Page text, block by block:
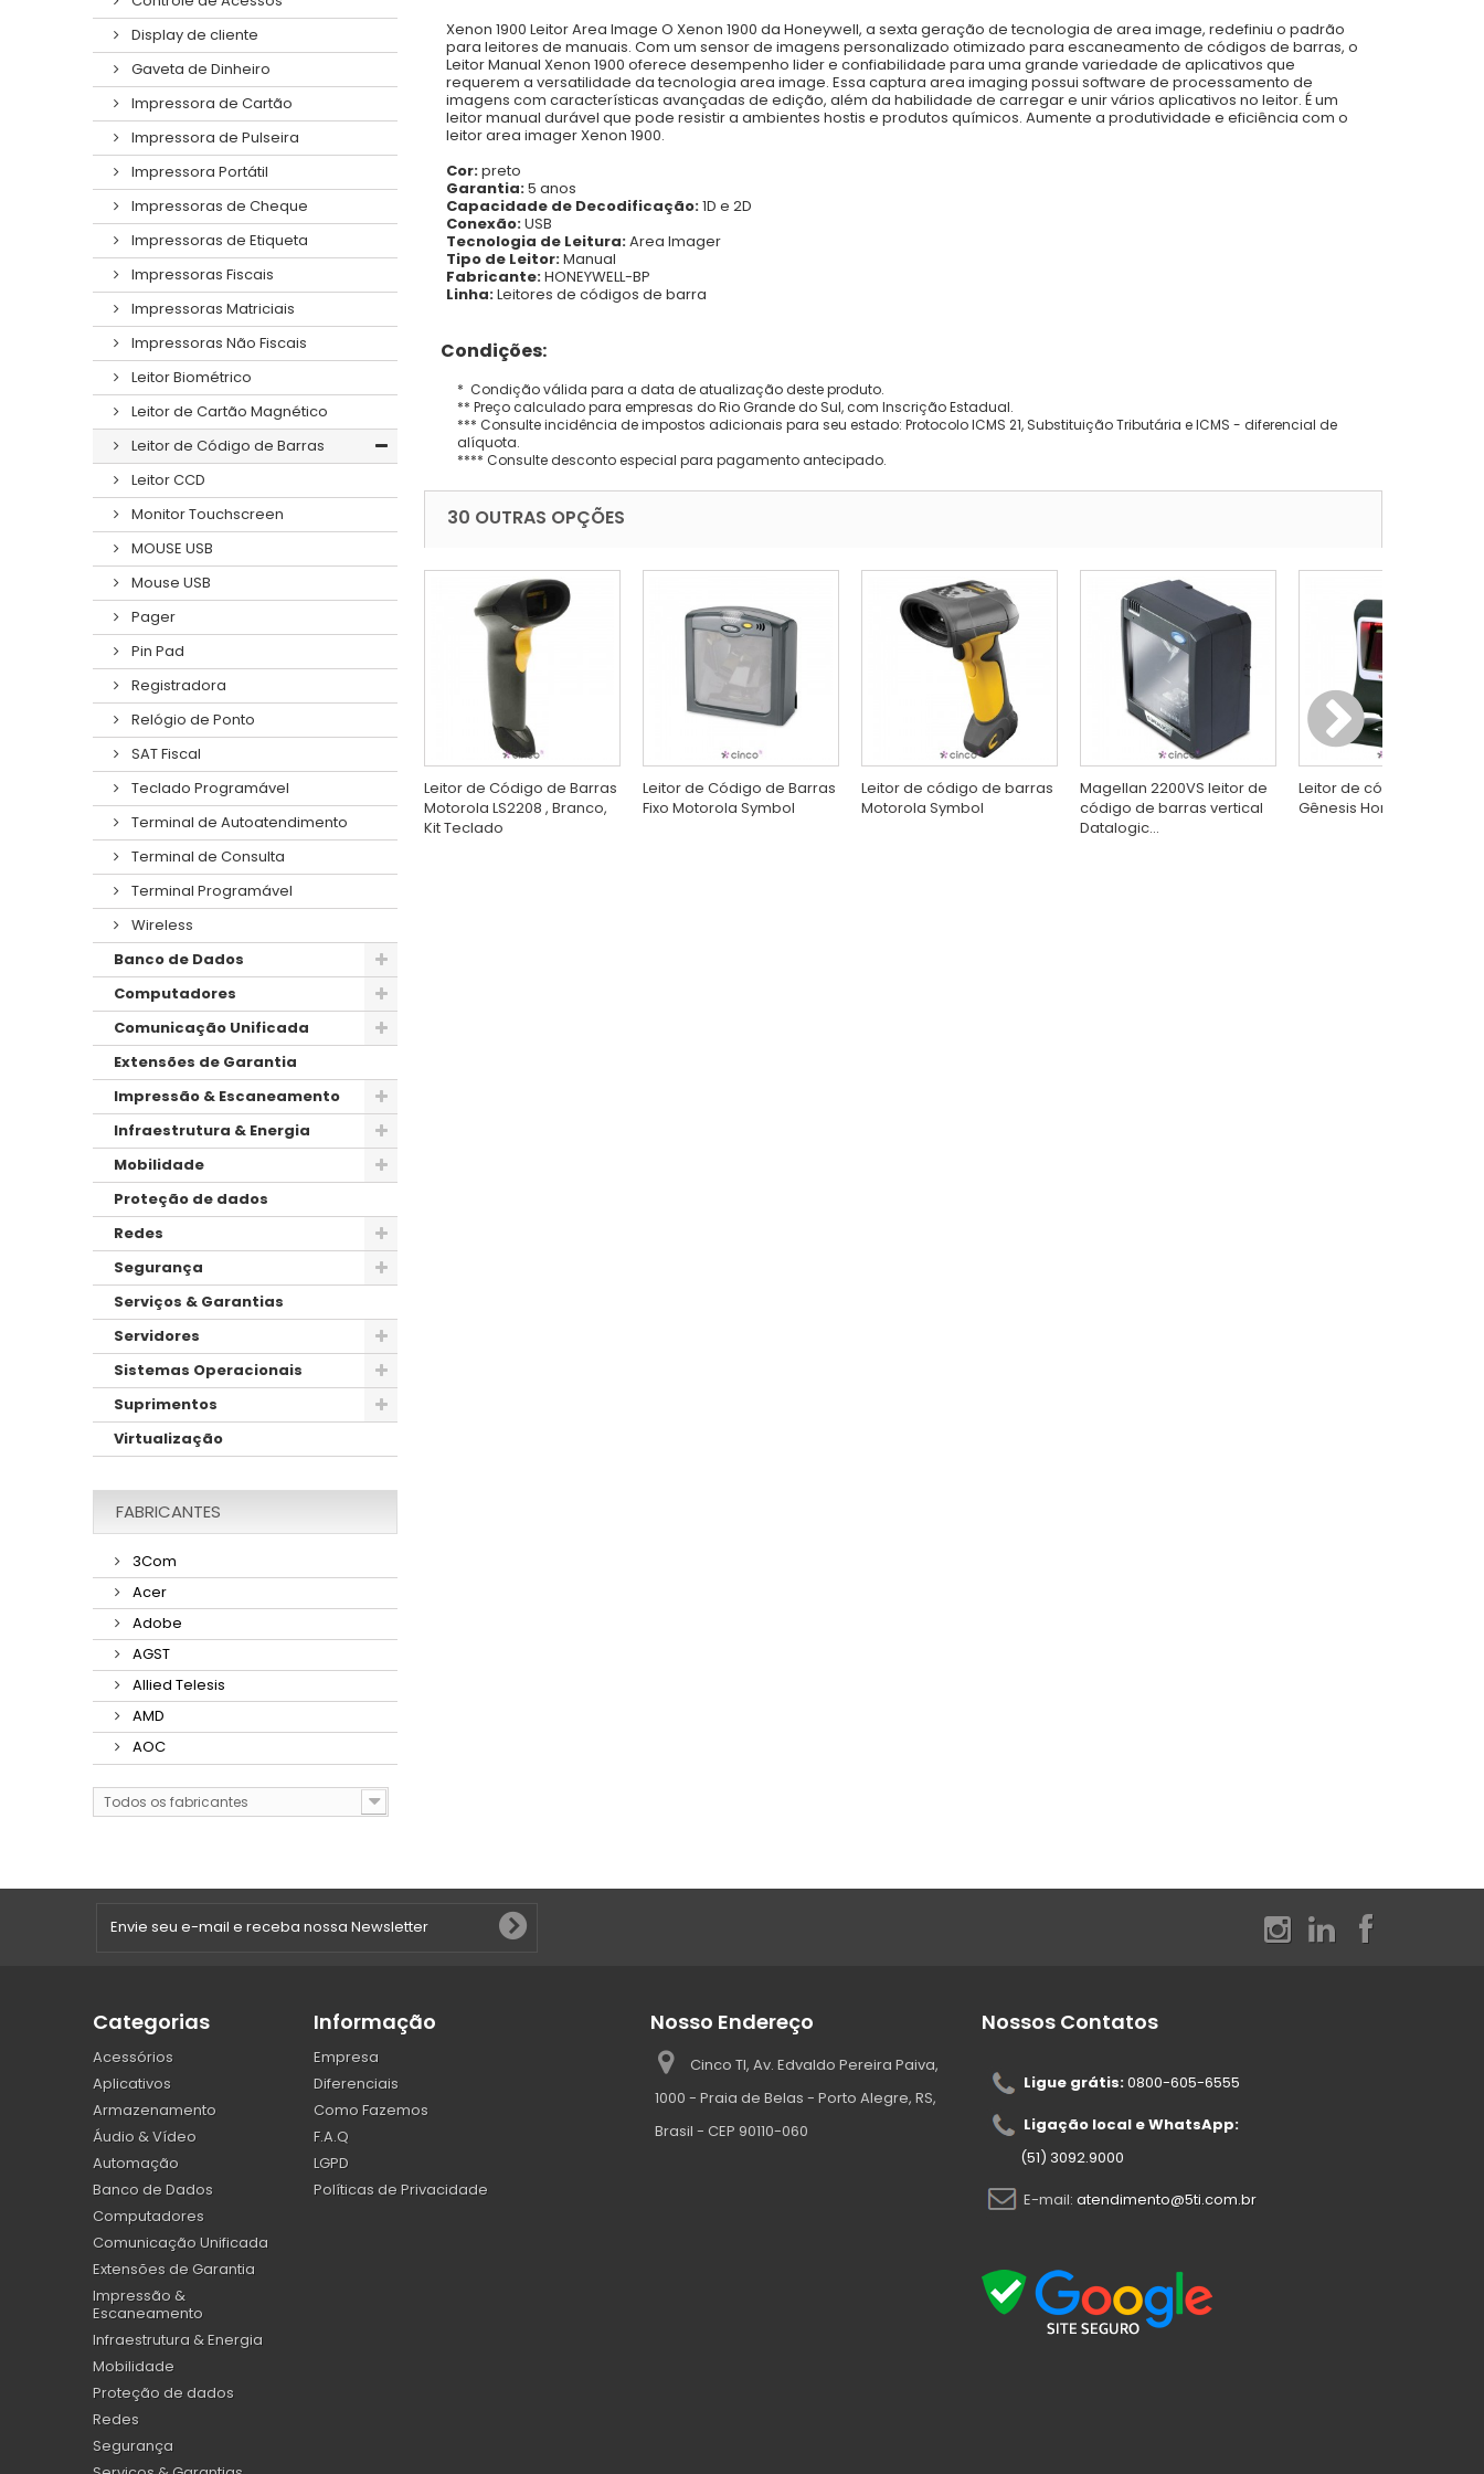
Display de cliente
Gaveta de Dinheiro
Impressora de Cartão
Impressora de Pulseira
Impressora Portátil
Impressoras de Cheque
Impressoras de Etiqueta
Impressoras Fiscais
Impressoras Matriciais
Impressoras Não Fiscais
Leitor Biométrico
Leitor de Cartão Magnético
Leitor de Código de Barras
Leitor CCD
Monitor Touchscreen
MOUSE USB
Mouse USB
Pager
Pin Pad
Registradora
Relógio de Ponto
SAT Fiscal
Teclado Programável
Terminal de Autoatendimento
Terminal de Consulta
Terminal Programável
Wireless
Banco de Dados
Computadores
Comunicação Unificada
Extensões de Garantia
Impressão & Escaneamento
Infraestrutura & Energia
Mobilidade
Proteção de dados
Redes
Segurança
Serviços & Garantias
Servidores
Sistemas Operacionais
Suprimentos
Virtualização
FABRICANTES
3Com
Acer
Adobe
AGST
Allied Telesis
AMD
AOC
Todos os fabricantes
Xenon 1900 Leitor Area Image O Xenon 1900 da Honeywell, a sexta geração de tecnologia de area image, redefiniu o padrão
para leitores de manuais. Com um sensor de imagens personalizado otimizado para escaneamento de códigos de barras, o
Leitor Manual Xenon 1900 oferece desempenho lider e confiabilidade para uma grande variedade de aplicativos que
requerem a versatilidade da tecnologia area image. Essa captura area imaging possui software de processamento de
imagens com características avançadas de edição, além da habilidade de carregar e unir vários aplicativos no leitor. É um
leitor manual durável que pode resistir a ambientes hostis e produtos químicos. Aumente a produtividade e eficiência com o
leitor area imager Xenon 1900.
Cor:preto
Garantia:5 anos
Capacidade de Decodificação:1D e 2D
Conexão:USB
Tecnologia de Leitura:Area Imager
Tipo de Leitor:Manual
Fabricante:HONEYWELL-BP
Linha:Leitores de códigos de barra
Condições:
* Condição válida para a data de atualização deste produto.
** Preço calculado para empresas do Rio Grande do Sul, com Inscrição Estadual.
*** Consulte incidência de impostos adicionais para seu estado: Protocolo ICMS 21, Substituição Tributária e ICMS - diferencial de
alíquota.
**** Consulte desconto especial para pagamento antecipado.
30 OUTRAS OPÇÕES
Leitor de Código de Barras
Motorola LS2208 , Branco,
Kit Teclado
Leitor de Código de Barras
Fixo Motorola Symbol
Leitor de código de barras
Motorola Symbol
Magellan 2200VS leitor de
código de barras vertical
Datalogic...
Leitor de código de
Gênesis Honeywell USB
Categorias
Acessórios
Aplicativos
Armazenamento
Áudio & Vídeo
Automação
Banco de Dados
Computadores
Comunicação Unificada
Extensões de Garantia
Impressão &
Escaneamento
Infraestrutura & Energia
Mobilidade
Proteção de dados
Redes
Segurança
Informação
Empresa
Diferenciais
Como Fazemos
F.A.Q
LGPD
Políticas de Privacidade
Nosso Endereço
Cinco TI, Av. Edvaldo Pereira Paiva,
1000 - Praia de Belas - Porto Alegre, RS,
Brasil - CEP 90110-060
Nossos Contatos
Ligue grátis:0800-605-6555
Ligação local e WhatsApp:
(51) 3092.9000
E-mail: atendimento@5ti.com.br